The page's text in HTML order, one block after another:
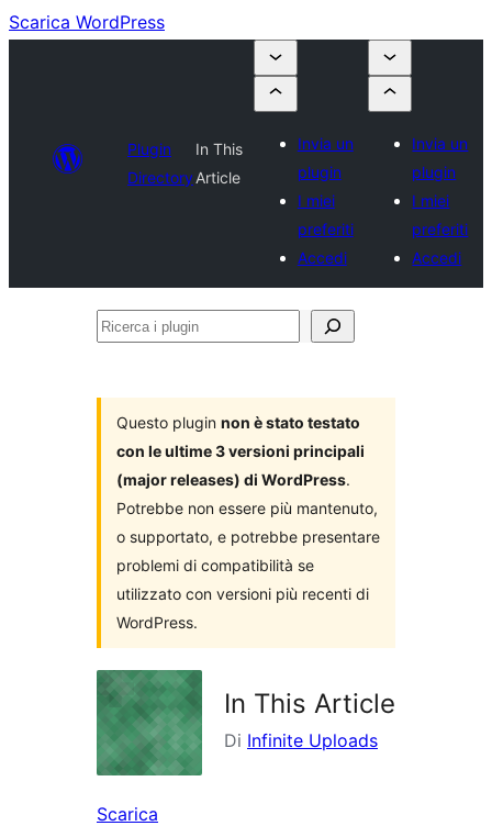
Scarica WordPress
Plugin
Directory
In This
Article
Invia un
plugin
I miei
preferiti
Accedi
Invia un
plugin
I miei
preferiti
Accedi
Ricerca
Questo plugin non è stato testato
con le ultime 3 versioni principali
(major releases) di WordPress.
Potrebbe non essere più mantenuto,
o supportato, e potrebbe presentare
problemi di compatibilità se
utilizzato con versioni più recenti di
WordPress.
In This Article
Di Infinite Uploads
Scarica